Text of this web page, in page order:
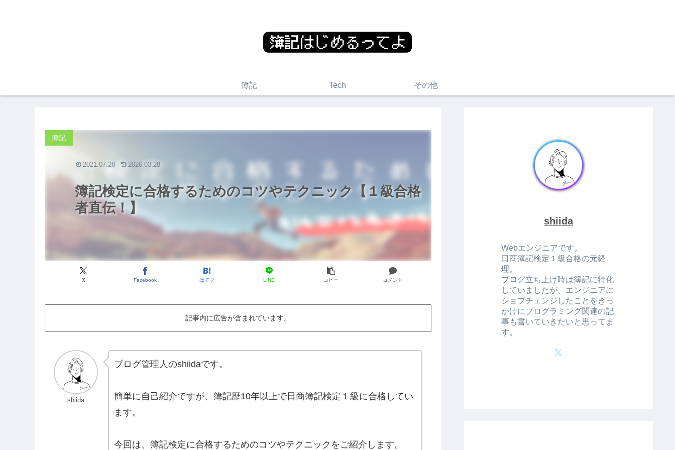
簿記 Tech その他
簿記検定に合格するためのコツやテクニック【１級合格
者直伝！】
簿記
X Facebook はてブ LINE コピー コメント
2021.07.28 2026.03.28
記事内に広告が含まれています。
shiida
ブログ管理人のshiidaです。
簡単に自己紹介ですが、簿記歴10年以上で日商簿記検定１級に合格してい
ます。
今回は、簿記検定に合格するためのコツやテクニックをご紹介します。
shiida
Webエンジニアです。
日商簿記検定１級合格の元経
理。
ブログ立ち上げ時は簿記に特化
していましたが、エンジニアに
ジョブチェンジしたことをきっ
かけにプログラミング関連の記
事も書いていきたいと思ってま
す。